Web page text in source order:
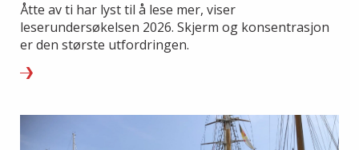
Åtte av ti har lyst til å lese mer, viser
leserundersøkelsen 2026. Skjerm og konsentrasjon
er den største utfordringen.